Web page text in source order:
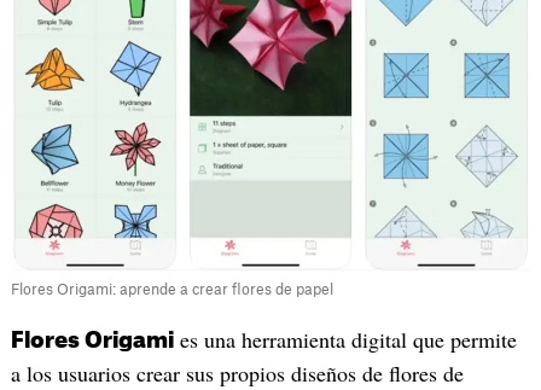
Flores Origami: aprende a crear flores de papel
Flores Origamies una herramienta digital que permite
a los usuarios crear sus propios diseños de flores de